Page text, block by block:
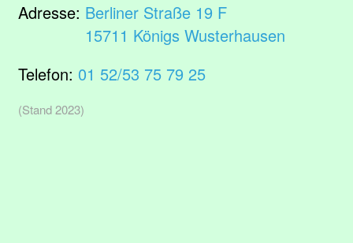
Adresse: Berliner Straße 19 F
15711 Königs Wusterhausen
Telefon: 01 52/53 75 79 25
(Stand 2023)